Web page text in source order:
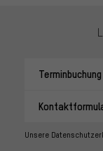
Terminbuchung
Unsere